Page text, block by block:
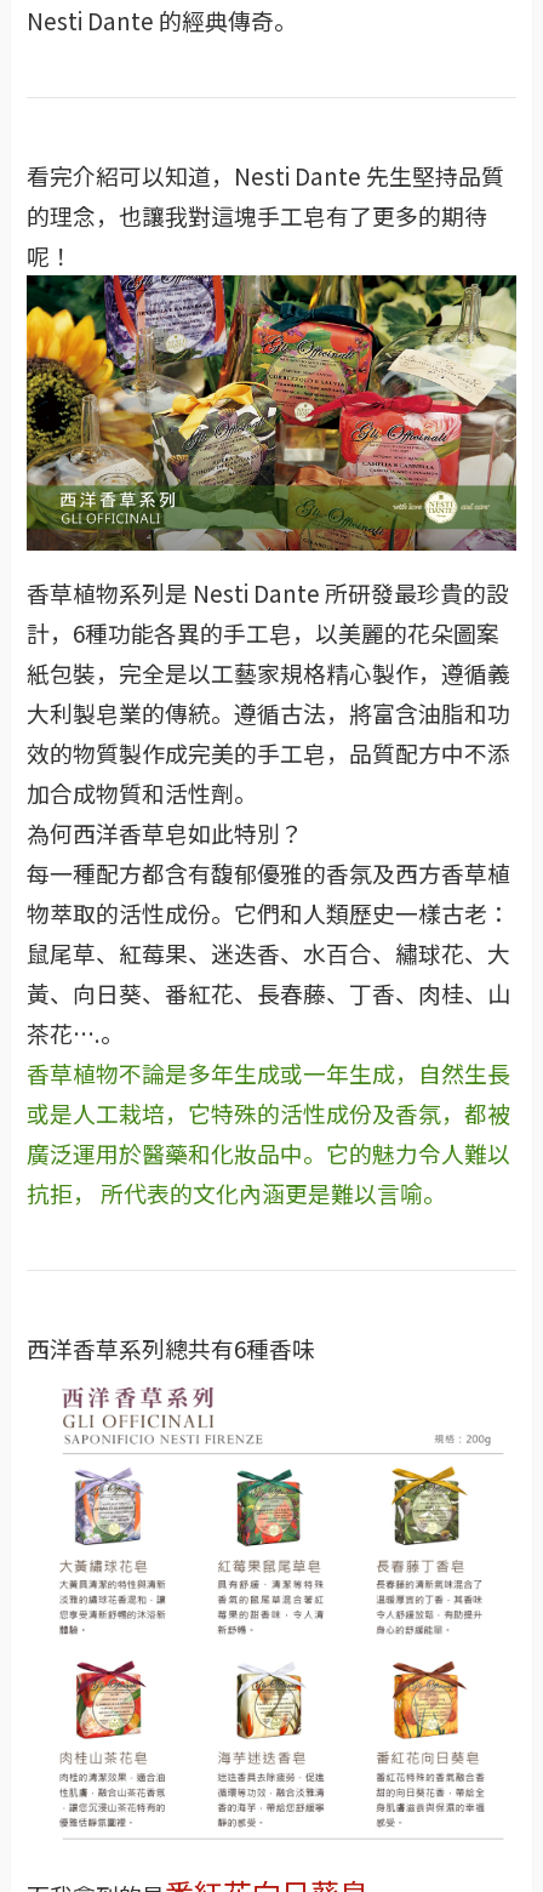
Nesti Dante 的經典傳奇。
看完介紹可以知道，Nesti Dante 先生堅持品質
的理念，也讓我對這塊手工皂有了更多的期待
呢！
香草植物系列是 Nesti Dante 所研發最珍貴的設
計，6種功能各異的手工皂，以美麗的花朵圖案
紙包裝，完全是以工藝家規格精心製作，遵循義
大利製皂業的傳統。遵循古法，將富含油脂和功
效的物質製作成完美的手工皂，品質配方中不添
加合成物質和活性劑。
為何西洋香草皂如此特別？
每一種配方都含有馥郁優雅的香氛及西方香草植
物萃取的活性成份。它們和人類歷史一樣古老：
鼠尾草、紅莓果、迷迭香、水百合、繡球花、大
黃、向日葵、番紅花、長春藤、丁香、肉桂、山
茶花….。
香草植物不論是多年生成或一年生成，自然生長
或是人工栽培，它特殊的活性成份及香氛，都被
廣泛運用於醫藥和化妝品中。它的魅力令人難以
抗拒， 所代表的文化內涵更是難以言喻。
西洋香草系列總共有6種香味